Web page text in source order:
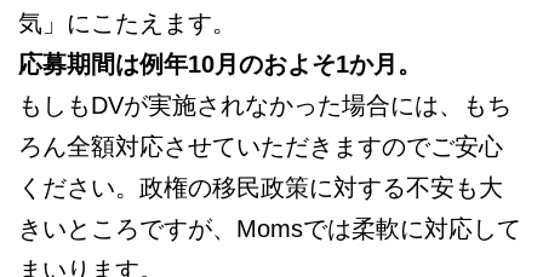
気」にこたえます。
応募期間は例年10月のおよそ1か月。
もしもDVが実施されなかった場合には、もち
ろん全額対応させていただきますのでご安心
ください。政権の移民政策に対する不安も大
きいところですが、Momsでは柔軟に対応して
まいります。